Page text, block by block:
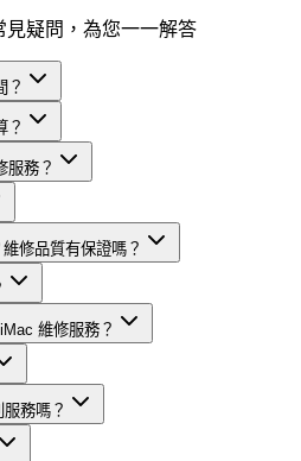
見疑問，為您一一解答
？
？
服務？
修品質有保證嗎？
維修服務？
務嗎？